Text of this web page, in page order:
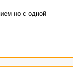
но с одной